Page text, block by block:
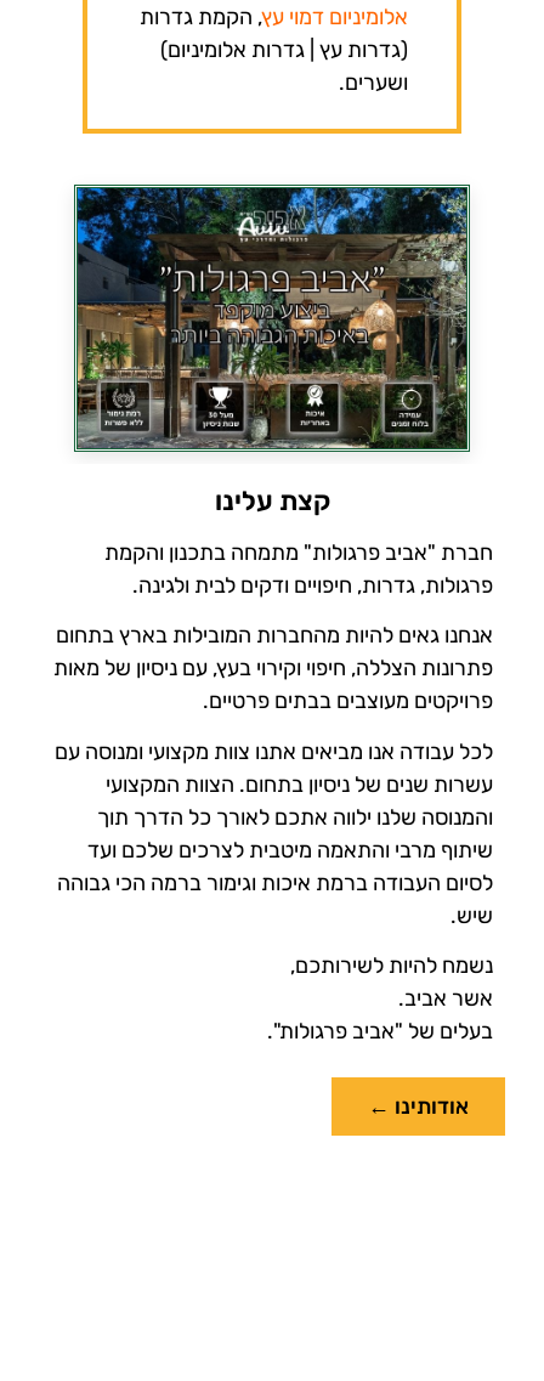
אלומיניום דמוי עץ, הקמת גדרות
(גדרות עץ |גדרות אלומיניום)
ושערים.
קצת עלינו
חברת "אביב פרגולות" מתמחה בתכנון והקמת
פרגולות, גדרות, חיפויים ודקים לבית ולגינה.
אנחנו גאים להיות מהחברות המובילות בארץ בתחום
פתרונות הצללה, חיפוי וקירוי בעץ, עם ניסיון של מאות
פרויקטים מעוצבים בבתים פרטיים.
לכל עבודה אנו מביאים אתנו צוות מקצועי ומנוסה עם
עשרות שנים של ניסיון בתחום. הצוות המקצועי
והמנוסה שלנו ילווה אתכם לאורך כל הדרך תוך
שיתוף מרבי והתאמה מיטבית לצרכים שלכם ועד
לסיום העבודה ברמת איכות וגימור ברמה הכי גבוהה
שיש.
נשמח להיות לשירותכם,
אשר אביב.
בעלים של "אביב פרגולות".
אודותינו ←